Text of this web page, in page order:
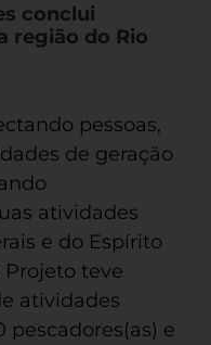
conclui
região do Rio
pessoas,
de geração
atividades
e do Espírito
Projeto teve
atividades
pescadores(as) e